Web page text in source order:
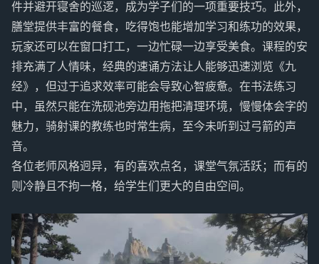
件并避开寝舍的巡逻，成为学子们的一项重要技巧。此外，
膳堂提供丰富的餐食，吃得饱也能增加学习和练功的效果，
玩家还可以在窗口打工，一边忙碌一边享受美食。课程的安
排充满了人情味，经典的速诵方法让人能够迅速浏览《九
经》，但过于追求效率可能会导致心智疲惫。在书法练习
中，虽然只能在洗砚池旁边用拖把清理环境，慢慢体会字的
魅力，骑射课的教练也时常生病，至今未听到过弓箭的声
音。
各位老师风格迥异，有的喜欢点名，课堂气氛活跃；而有的
则冷静且不拘一格，给学生们更大的自由空间。